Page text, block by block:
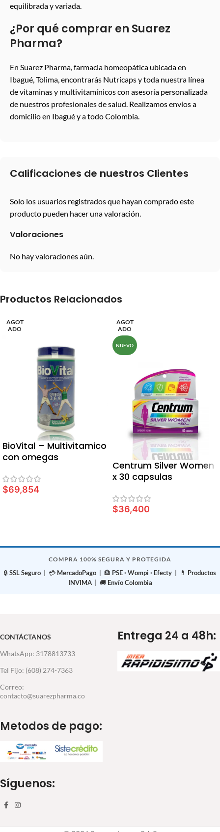
equilibrada y variada.
¿Por qué comprar en Suarez
Pharma?
En Suarez Pharma, farmacia homeopática ubicada en
Ibagué, Tolima, encontrarás Nutricaps y toda nuestra línea
de vitaminas y multivitamínicos con asesoría personalizada
de nuestros profesionales de salud. Realizamos envíos a
domicilio en Ibagué y a todo Colombia.
Calificaciones de nuestros Clientes
Valoraciones
No hay valoraciones aún.
Solo los usuarios registrados que hayan comprado este
producto pueden hacer una valoración.
Productos Relacionados
AGOT
ADO
BioVital – Multivitamico
con omegas
$69,854
AGOT
ADO
NUEVO
Centrum Silver Women
x 30 capsulas
$36,400
COMPRA 100% SEGURA Y PROTEGIDA
🔒 SSL Seguro | 💳 MercadoPago | 🏦 PSE · Wompi · Efecty | 💊 Productos
INVIMA| 🚚 Envío Colombia
CONTÁCTANOS
WhatsApp: 3178813733
Tel Fijo: (608) 274-7363
Correo:
contacto@suarezpharma.co
Metodos de pago:
Entrega 24 a 48h:
Síguenos: